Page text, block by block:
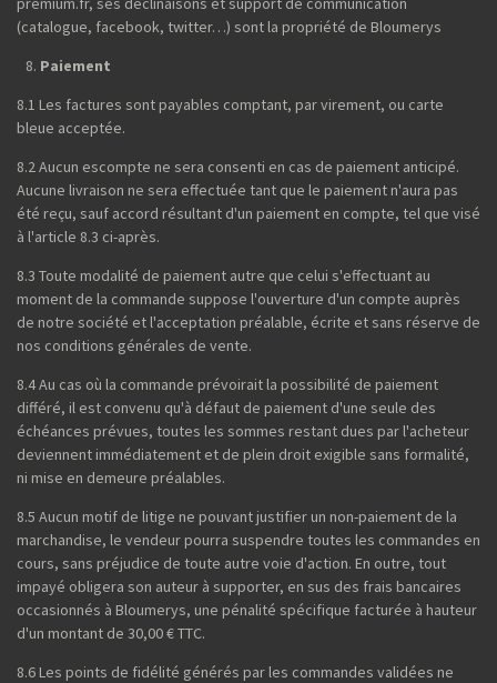
(catalogue, facebook, twitter…) sont la propriété de Bloumerys
Paiement
8.1 Les factures sont payables comptant, par virement, ou carte
bleue acceptée.
8.2 Aucun escompte ne sera consenti en cas de paiement anticipé.
Aucune livraison ne sera effectuée tant que le paiement n'aura pas
été reçu, sauf accord résultant d'un paiement en compte, tel que visé
à l'article 8.3 ci-après.
8.3 Toute modalité de paiement autre que celui s'effectuant au
moment de la commande suppose l'ouverture d'un compte auprès
de notre société et l'acceptation préalable, écrite et sans réserve de
nos conditions générales de vente.
8.4 Au cas où la commande prévoirait la possibilité de paiement
différé, il est convenu qu'à défaut de paiement d'une seule des
échéances prévues, toutes les sommes restant dues par l'acheteur
deviennent immédiatement et de plein droit exigible sans formalité,
ni mise en demeure préalables.
8.5 Aucun motif de litige ne pouvant justifier un non-paiement de la
marchandise, le vendeur pourra suspendre toutes les commandes en
cours, sans préjudice de toute autre voie d'action. En outre, tout
impayé obligera son auteur à supporter, en sus des frais bancaires
occasionnés à Bloumerys, une pénalité spécifique facturée à hauteur
d'un montant de 30,00 € TTC.
8.6 Les points de fidélité générés par les commandes validées ne